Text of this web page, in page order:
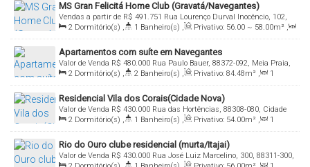
MS Gran Felicitá Home Club (Gravatá/Navegantes)
R$ 491.751
Vendas a partir de
Rua Lourenço Durval Inocêncio, 102,
88372-806, Gravatá, Navegantes, Santa Catarina, Brasil
2 Dormitório(s) , 1 Banheiro(s) , Privativo: 56.00 ~ 58.00m² ,
1 Sala(s) , Total: 56.00~ 58.00m² , 1 Vaga(s) , Útil: 56.00~
58.00m²
Apartamentos com suíte em Navegantes
R$ 480.000
Valor de Venda
Rua Paulo Bauer, 88372-092, Meia Praia,
Navegantes, Santa Catarina, Brasil
2 Dormitório(s) , 2 Banheiro(s) , Privativo: 84.48m² ,
1
Sala(s) , 1 Suíte(s) , 1 Vaga(s) , Útil: 84.48m²
Residencial Vila dos Corais(Cidade Nova)
R$ 430.000
Valor de Venda
Rua das Hortências, 88308-080, Cidade
Nova, Itajaí, Santa Catarina, Brasil
2 Dormitório(s) , 1 Banheiro(s) , Privativo: 54.00m² ,
1
Sala(s) , Útil: 54.00m²
Rio do Ouro clube residencial (murta/Itajai)
R$ 430.000
Valor de Venda
Rua José Luiz Marcelino, 300, 88311-300,